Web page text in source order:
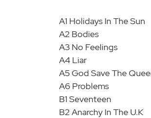
A1 Holidays In The Sun
A2 Bodies
A3 No Feelings
A4 Liar
A5 God Save The
A6 Problems
B1 Seventeen
B2 Anarchy In The U.K